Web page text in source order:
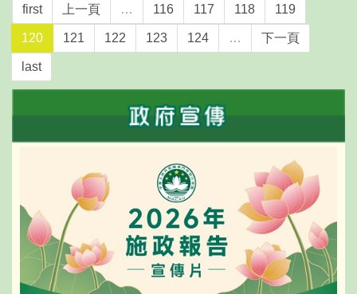
first 上一頁 … 116 117 118 119
120 121 122 123 124 … 下一頁
last